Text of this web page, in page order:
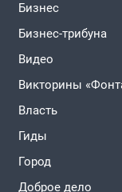
Бизнес
Бизнес-трибуна
Видео
Викторины
Власть
Гиды
Город
Доброе дело